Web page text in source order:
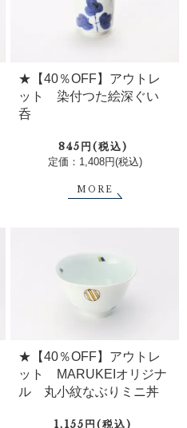
★【40％OFF】アウトレ
ット 染付つた絵深ぐい
呑
845円(税込)
定価：1,408円(税込)
MORE
★【40％OFF】アウトレ
ット MARUKEIオリジナ
ル 丸小紋なぶりミニ丼
1,155円(税込)